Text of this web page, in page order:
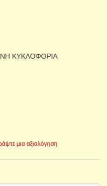
ΚΥΚΛΟΦΟΡΙΑ
μια αξιολόγηση